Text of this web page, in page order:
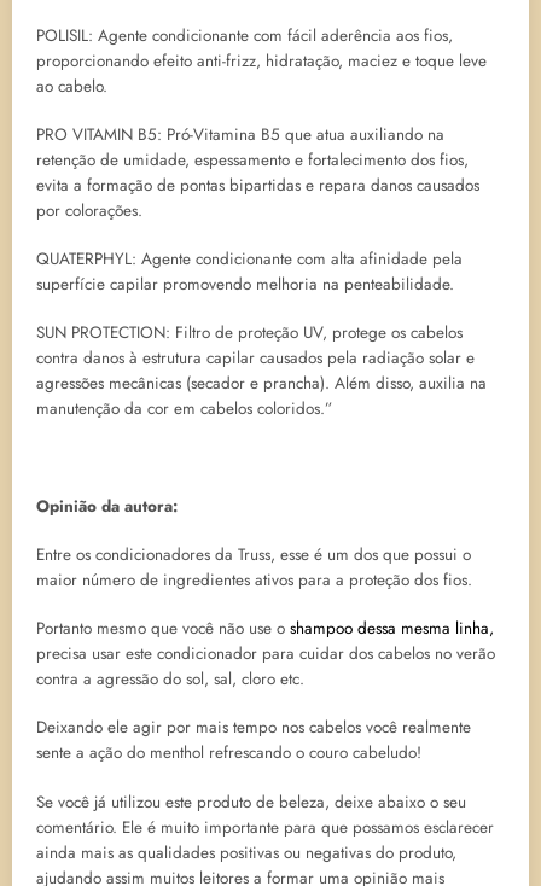
POLISIL: Agente condicionante com fácil aderência aos fios,
proporcionando efeito anti-frizz, hidratação, maciez e toque leve
ao cabelo.
PRO VITAMIN B5: Pró-Vitamina B5 que atua auxiliando na
retenção de umidade, espessamento e fortalecimento dos fios,
evita a formação de pontas bipartidas e repara danos causados
por colorações.
QUATERPHYL: Agente condicionante com alta afinidade pela
superfície capilar promovendo melhoria na penteabilidade.
SUN PROTECTION: Filtro de proteção UV, protege os cabelos
contra danos à estrutura capilar causados pela radiação solar e
agressões mecânicas (secador e prancha). Além disso, auxilia na
manutenção da cor em cabelos coloridos.”
Opinião da autora:
Entre os condicionadores da Truss, esse é um dos que possui o
maior número de ingredientes ativos para a proteção dos fios.
Portanto mesmo que você não use o shampoo dessa mesma linha,
precisa usar este condicionador para cuidar dos cabelos no verão
contra a agressão do sol, sal, cloro etc.
Deixando ele agir por mais tempo nos cabelos você realmente
sente a ação do menthol refrescando o couro cabeludo!
Se você já utilizou este produto de beleza, deixe abaixo o seu
comentário. Ele é muito importante para que possamos esclarecer
ainda mais as qualidades positivas ou negativas do produto,
ajudando assim muitos leitores a formar uma opinião mais